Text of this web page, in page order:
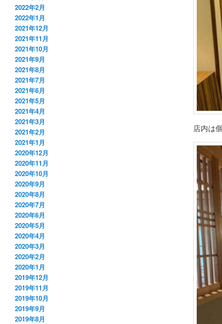
店内は
2022年2月
2022年1月
2021年12月
2021年11月
2021年10月
2021年9月
2021年8月
2021年7月
2021年6月
2021年5月
2021年4月
2021年3月
2021年2月
2021年1月
2020年12月
2020年11月
2020年10月
2020年9月
2020年8月
2020年7月
2020年6月
2020年5月
2020年4月
2020年3月
2020年2月
2020年1月
2019年12月
2019年11月
2019年10月
2019年9月
2019年8月